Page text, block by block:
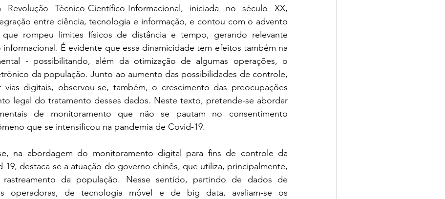
Técnico-Científico-Informacional, iniciada no século XX,
entre ciência, tecnologia e informação, e contou com o advento
rompeu limites físicos de distância e tempo, gerando relevante
É evidente que essa dinamicidade tem efeitos também na
- possibilitando, além da otimização de algumas operações, o
da população. Junto ao aumento das possibilidades de controle,
digitais, observou-se, também, o crescimento das preocupações
legal do tratamento desses dados. Neste texto, pretende-se abordar
de monitoramento que não se pautam no consentimento
que se intensificou na pandemia de Covid-19.
na abordagem do monitoramento digital para fins de controle da
19, destaca-se a atuação do governo chinês, que utiliza, principalmente,
da população. Nesse sentido, partindo de dados de
operadoras, de tecnologia móvel e de big data, avaliam-se os